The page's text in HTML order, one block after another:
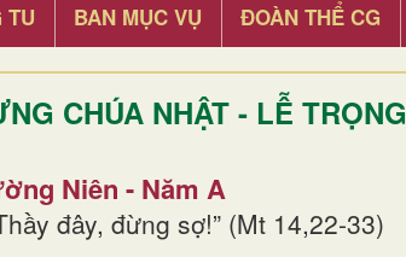
TU BAN MỤC VỤ ĐOÀN THỂ CG
CHÚA NHẬT - LỄ TRỌNG
Niên - Năm A
đây, đừng sợ!” (Mt 14,22-33)